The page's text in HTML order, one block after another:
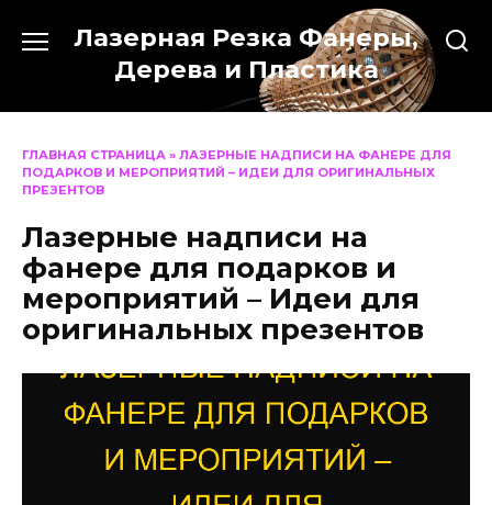
содержанию
Лазерная Резка Фанеры,
Дерева и Пластика
ГЛАВНАЯ СТРАНИЦА » ЛАЗЕРНЫЕ НАДПИСИ НА ФАНЕРЕ ДЛЯ
ПОДАРКОВ И МЕРОПРИЯТИЙ – ИДЕИ ДЛЯ ОРИГИНАЛЬНЫХ
ПРЕЗЕНТОВ
Лазерные надписи на
фанере для подарков и
мероприятий – Идеи для
оригинальных презентов